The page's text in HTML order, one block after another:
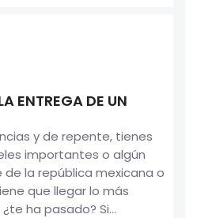
ENTREGA DE UN
y de repente, tienes
importantes o algún
la república mexicana o
que llegar lo más
ha pasado? Si...